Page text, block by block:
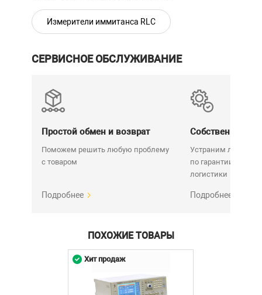
Измерители иммитанса RLC
СЕРВИСНОЕ ОБСЛУЖИВАНИЕ
Простой обмен и возврат
Поможем решить любую проблему
с товаром
Подробнее
Собственный
Устраним любую
по гарантии. Срок
логистики
Подробнее
ПОХОЖИЕ ТОВАРЫ
Хит продаж